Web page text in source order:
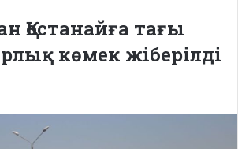
Қостанайға тағы
көмек жіберілді